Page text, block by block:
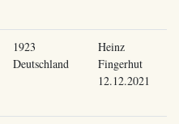
1923
Deutschland
Heinz
Fingerhut
12.12.2021